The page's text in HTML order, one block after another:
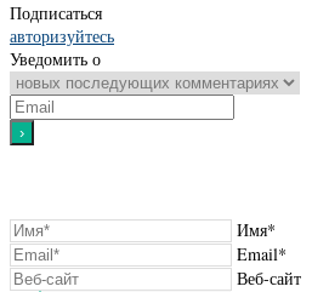
Подписаться
авторизуйтесь
Уведомить о
Имя*
Email*
Веб-сайт